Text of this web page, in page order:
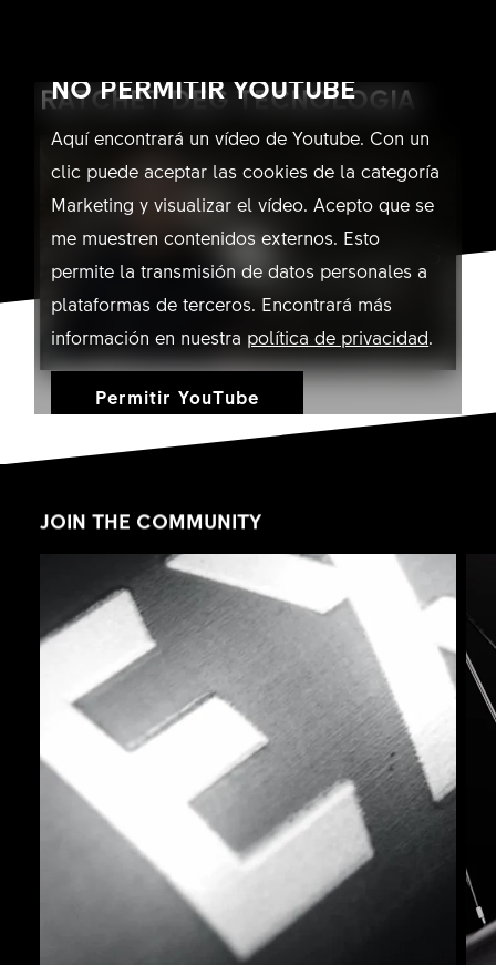
NO PERMITIR YOUTUBE
Aquí encontrará un vídeo de Youtube. Con un
clic puede aceptar las cookies de la categoría
Marketing y visualizar el vídeo. Acepto que se
me muestren contenidos externos. Esto
permite la transmisión de datos personales a
plataformas de terceros. Encontrará más
información en nuestra política de privacidad.
Permitir YouTube
RATCHET DEG TECNOLOGIA
JOIN THE COMMUNITY